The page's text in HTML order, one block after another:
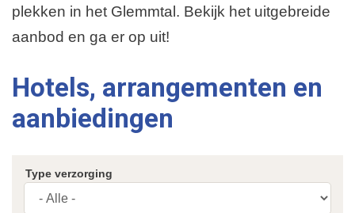
plekken in het Glemmtal. Bekijk het uitgebreide
aanbod en ga er op uit!
Hotels, arrangementen en
aanbiedingen
Type verzorging